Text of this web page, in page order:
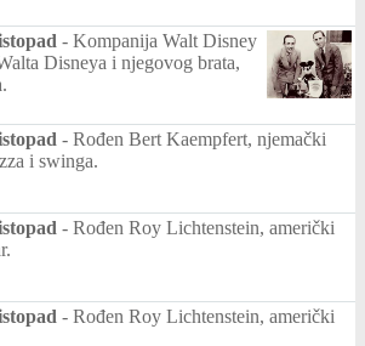
- Kompanija Walt Disney
Disneya i njegovog brata,
- Rođen Bert Kaempfert, njemački
i swinga.
- Rođen Roy Lichtenstein, američki
- Rođen Roy Lichtenstein, američki